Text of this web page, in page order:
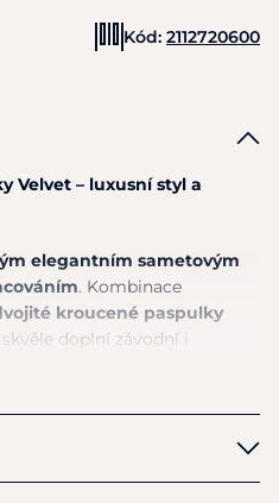
Kód: 2112720600
Velvet – luxusní styl a
elegantním sametovým
. Kombinace
kroucené paspulky
doplní závodní i
zajišťuje dobré usazení
ježdění.